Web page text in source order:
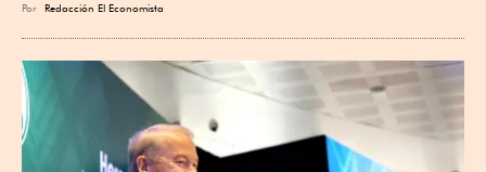
Por Redacción El Economista